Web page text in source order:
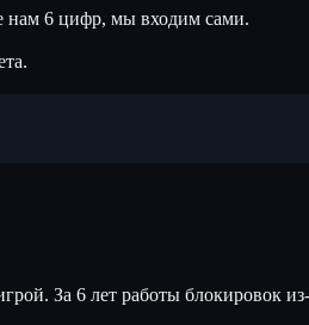
нам 6 цифр, мы входим сами.
За 6 лет работы